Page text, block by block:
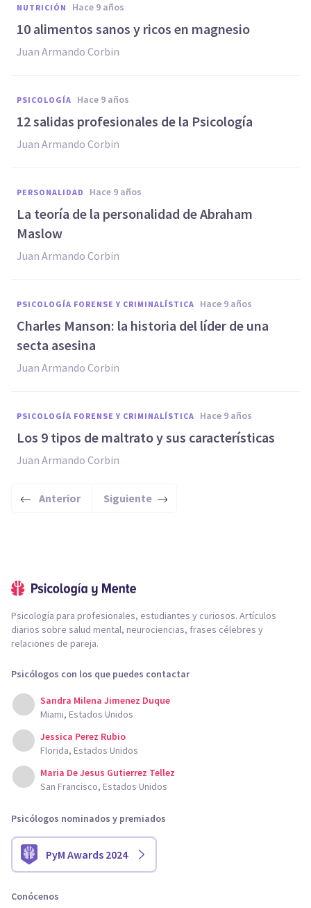
NUTRICIÓN hace 9 años
​10 alimentos sanos y ricos en magnesio
Juan Armando Corbin
PSICOLOGÍA hace 9 años
​12 salidas profesionales de la Psicología
Juan Armando Corbin
PERSONALIDAD hace 9 años
La teoría de la personalidad de Abraham
Maslow
Juan Armando Corbin
PSICOLOGÍA FORENSE Y CRIMINALÍSTICA hace 9 años
​Charles Manson: la historia del líder de una
secta asesina
Juan Armando Corbin
PSICOLOGÍA FORENSE Y CRIMINALÍSTICA hace 9 años
​Los 9 tipos de maltrato y sus características
Juan Armando Corbin
Anterior Siguiente
Psicología para profesionales, estudiantes y curiosos. Artículos
diarios sobre salud mental, neurociencias, frases célebres y
relaciones de pareja.
Psicólogos con los que puedes contactar
Sandra Milena Jimenez Duque
Miami, Estados Unidos
Jessica Perez Rubio
Florida, Estados Unidos
Maria De Jesus Gutierrez Tellez
San Francisco, Estados Unidos
Psicólogos nominados y premiados
PyM Awards 2024
Conócenos